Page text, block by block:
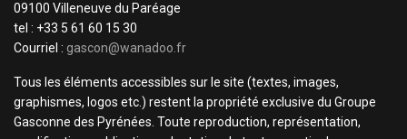
09100 Villeneuve du Paréage
tel : +33 5 61 60 15 30
Courriel : gascon@wanadoo.fr
Tous les éléments accessibles sur le site (textes, images,
graphismes, logos etc.) restent la propriété exclusive du Groupe
Gasconne des Pyrénées. Toute reproduction, représentation,